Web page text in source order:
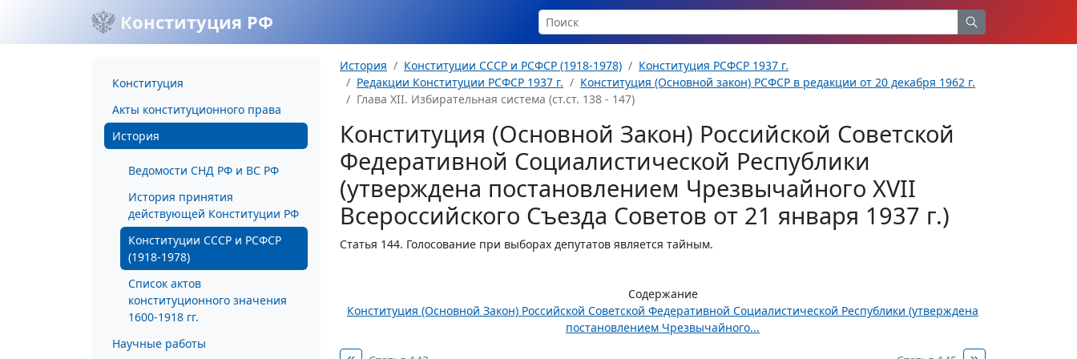
Конституция РФ
Конституция
Акты конституционного права
История
Ведомости СНД РФ и ВС РФ
История принятия
действующей Конституции РФ
Конституции СССР и РСФСР
(1918-1978)
Список актов
конституционного значения
1600-1918 гг.
Научные работы
История Конституции СССР и РСФСР (1918-1978)
Конституция РСФСР 1937 г.
Редакции Конституции РСФСР 1937 г.
Конституция (Основной закон) РСФСР в редакции от 20 декабря 1962 г.
Глава XII. Избирательная система (ст.ст. 138 - 147)
Конституция (Основной Закон) Российской Советской
Федеративной Социалистической Республики
(утверждена постановлением Чрезвычайного XVII
Всероссийского Съезда Советов от 21 января 1937 г.)
Статья 144. Голосование при выборах депутатов является тайным.
Содержание
Конституция (Основной Закон) Российской Советской Федеративной Социалистической Республики (утверждена
постановлением Чрезвычайного...